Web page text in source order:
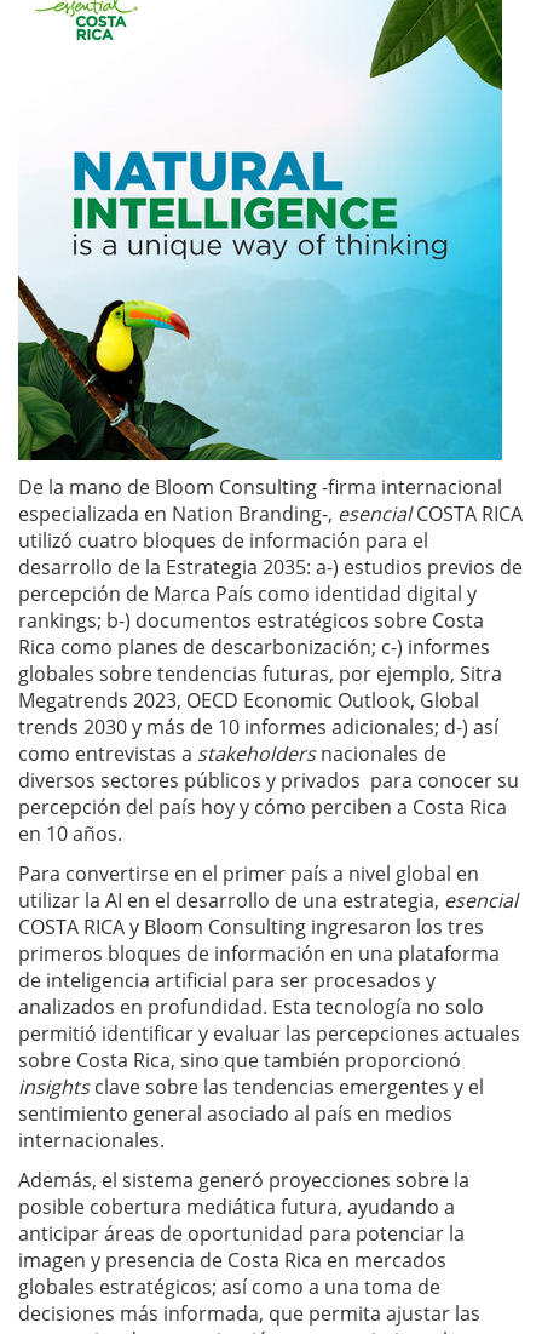
De la mano de Bloom Consulting -firma internacional
especializada en Nation Branding-, esencialCOSTA RICA
utilizó cuatro bloques de información para el
desarrollo de la Estrategia 2035: a-) estudios previos de
percepción de Marca País como identidad digital y
rankings; b-) documentos estratégicos sobre Costa
Rica como planes de descarbonización; c-) informes
globales sobre tendencias futuras, por ejemplo, Sitra
Megatrends 2023, OECD Economic Outlook, Global
trends 2030 y más de 10 informes adicionales; d-) así
como entrevistas a stakeholdersnacionales de
diversos sectores públicos y privados para conocer su
percepción del país hoy y cómo perciben a Costa Rica
en 10 años.
Para convertirse en el primer país a nivel global en
utilizar la AI en el desarrollo de una estrategia, esencial
COSTA RICA y Bloom Consulting ingresaron los tres
primeros bloques de información en una plataforma
de inteligencia artificial para ser procesados y
analizados en profundidad. Esta tecnología no solo
permitió identificar y evaluar las percepciones actuales
sobre Costa Rica, sino que también proporcionó
insightsclave sobre las tendencias emergentes y el
sentimiento general asociado al país en medios
internacionales.
Además, el sistema generó proyecciones sobre la
posible cobertura mediática futura, ayudando a
anticipar áreas de oportunidad para potenciar la
imagen y presencia de Costa Rica en mercados
globales estratégicos; así como a una toma de
decisiones más informada, que permita ajustar las